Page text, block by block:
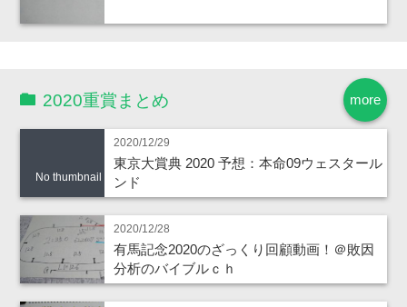
more
2020重賞まとめ
No thumbnail
2020/12/29
東京大賞典 2020 予想：本命09ウェスタール
ンド
2020/12/28
有馬記念2020のざっくり回顧動画！＠敗因
分析のバイブルｃｈ